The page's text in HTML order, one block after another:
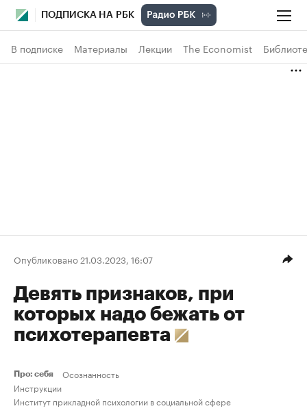
ПОДПИСКА НА РБК
В подписке Материалы Лекции The Economist
Опубликовано 21.03.2023, 16:07
Девять признаков, при
которых надо бежать от
психотерапевта
Про: себя
Осознанность
Инструкции
Институт прикладной психологии в социальной сфере